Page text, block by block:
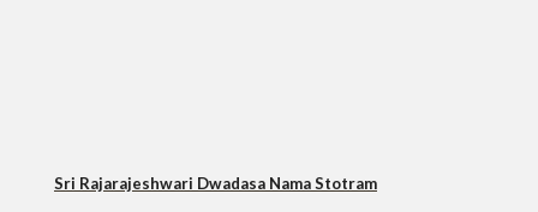
Sri Rajarajeshwari Dwadasa Nama Stotram